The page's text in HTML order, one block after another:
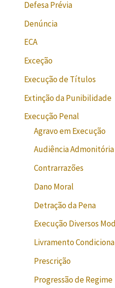
Defesa Prévia
Denúncia
ECA
Exceção
Execução de Títulos
Extinção da Punibilidade
Execução Penal
Agravo em Execução
Audiência Admonitória
Contrarrazões
Dano Moral
Detração da Pena
Execução Diversos
Livramento
Prescrição
Progressão de Regime